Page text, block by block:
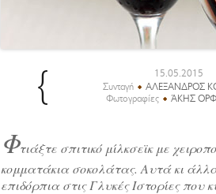
{ 15.05.2015
Συνταγή
ΑΛΕΞΑΝΔΡΟΣ
Φωτογραφίες
ΆΚΗΣ
Φτιάξτε σπιτικό μίλκσεϊκ με
κομματάκια σοκολάτας. Αυτά κι
επιδόρπια στις Γλυκές Ιστορίες που